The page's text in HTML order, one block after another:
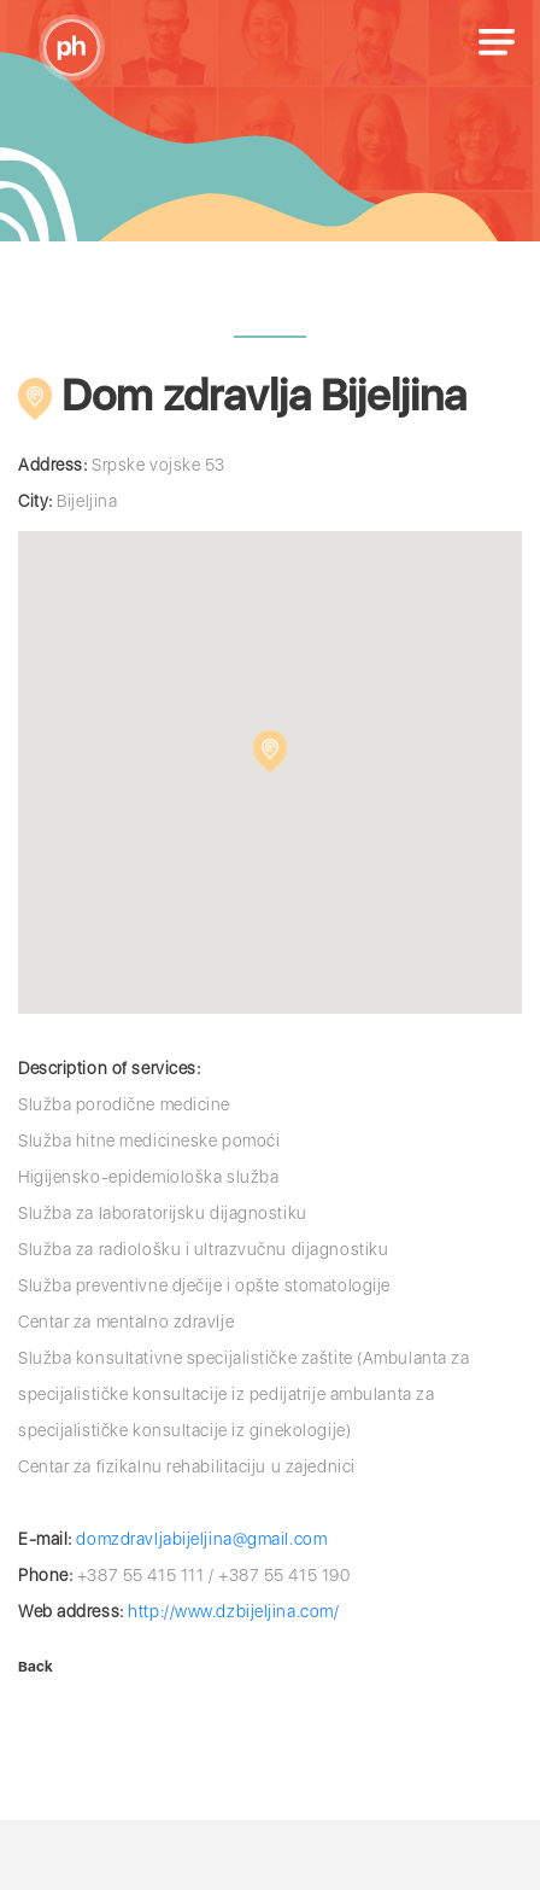
Dom zdravlja Bijeljina
Address: Srpske vojske 53
City: Bijeljina
Description of services:
Služba porodične medicine
Služba hitne medicineske pomoći
Higijensko-epidemiološka služba
Služba za laboratorijsku dijagnostiku
Služba za radiološku i ultrazvučnu dijagnostiku
Služba preventivne dječije i opšte stomatologije
Centar za mentalno zdravlje
Služba konsultativne specijalističke zaštite (Ambulanta za
specijalističke konsultacije iz pedijatrije ambulanta za
specijalističke konsultacije iz ginekologije)
Centar za fizikalnu rehabilitaciju u zajednici
E-mail: domzdravljabijeljina@gmail.com
Phone: +387 55 415 111 / +387 55 415 190
Web address: http://www.dzbijeljina.com/
Back